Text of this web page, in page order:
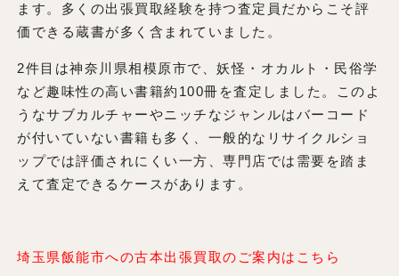
ます。多くの出張買取経験を持つ査定員だからこそ評
価できる蔵書が多く含まれていました。
2件目は神奈川県相模原市で、妖怪・オカルト・民俗学
など趣味性の高い書籍約100冊を査定しました。このよ
うなサブカルチャーやニッチなジャンルはバーコード
が付いていない書籍も多く、一般的なリサイクルショ
ップでは評価されにくい一方、専門店では需要を踏ま
えて査定できるケースがあります。
埼玉県飯能市への古本出張買取のご案内はこちら